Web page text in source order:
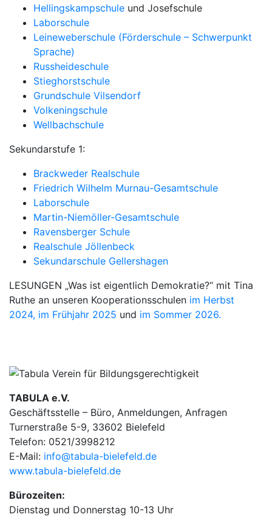
Hellingskampschule und Josefschule
Laborschule
Leineweberschule (Förderschule – Schwerpunkt
Sprache)
Russheideschule
Stieghorstschule
Grundschule Vilsendorf
Volkeningschule
Wellbachschule
Sekundarstufe 1:
Brackweder Realschule
Friedrich Wilhelm Murnau-Gesamtschule
Laborschule
Martin-Niemöller-Gesamtschule
Ravensberger Schule
Realschule Jöllenbeck
Sekundarschule Gellershagen
LESUNGEN „Was ist eigentlich Demokratie?“ mit Tina
Ruthe an unseren Kooperationsschulen im Herbst
2024, im Frühjahr 2025 und im Sommer 2026.
TABULA e.V.
Geschäftsstelle – Büro, Anmeldungen, Anfragen
Turnerstraße 5-9, 33602 Bielefeld
Telefon: 0521/3998212
E-Mail: info@tabula-bielefeld.de
www.tabula-bielefeld.de
Bürozeiten:
Dienstag und Donnerstag 10-13 Uhr